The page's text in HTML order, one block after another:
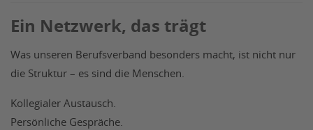
Ein Netzwerk, das trägt
Was unseren Berufsverband besonders macht, ist nicht nur
die Struktur – es sind die Menschen.
Kollegialer Austausch.
Persönliche Gespräche.